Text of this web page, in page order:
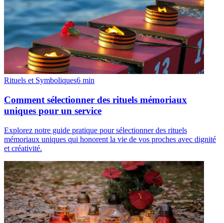
Rituels et Symboliques6 min
Comment sélectionner des rituels mémoriaux
uniques pour un service
Explorez notre guide pratique pour sélectionner des rituels
mémoriaux uniques qui honorent la vie de vos proches avec dignité
et créativité.